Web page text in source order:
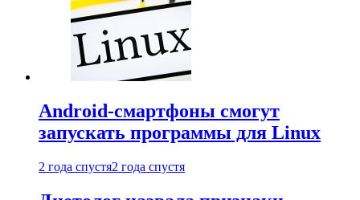
Android-смартфоны смогут
запускать программы для Linux
2 года спустя2 года спустя